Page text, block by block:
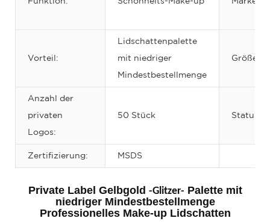
Vorteil:
Lidschattenpalette
mit niedriger
Mindestbestellmenge
Größe:
Anzahl der
privaten
Logos:
50 Stück Status:
Zertifizierung: MSDS
Private Label Gelbgold -Glitzer- Palette mit
niedriger Mindestbestellmenge
Professionelles Make-up Lidschatten